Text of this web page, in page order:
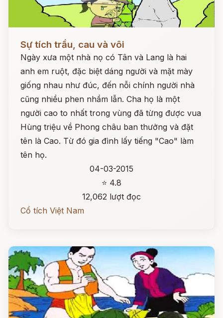
Sự tích trầu, cau và vôi
Ngày xưa một nhà nọ có Tân và Lang là hai
anh em ruột, đặc biệt dáng người và mặt mày
giống nhau như đúc, đến nỗi chính người nhà
cũng nhiều phen nhầm lẫn. Cha họ là một
người cao to nhất trong vùng đã từng được vua
Hùng triệu về Phong châu ban thưởng và đặt
tên là Cao. Từ đó gia đình lấy tiếng "Cao" làm
tên họ.
04-03-2015
⭐ 4.8
12,062 lượt đọc
Cổ tích Việt Nam